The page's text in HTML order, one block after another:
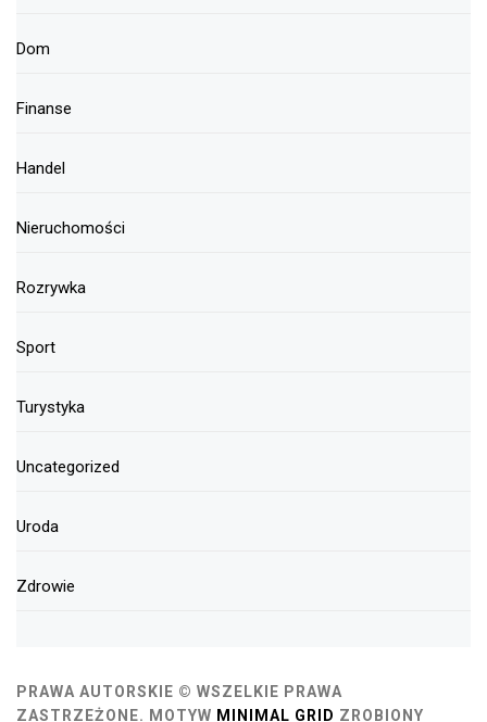
Dom
Finanse
Handel
Nieruchomości
Rozrywka
Sport
Turystyka
Uncategorized
Uroda
Zdrowie
PRAWA AUTORSKIE © WSZELKIE PRAWA
ZASTRZEŻONE. MOTYW MINIMAL GRID ZROBIONY